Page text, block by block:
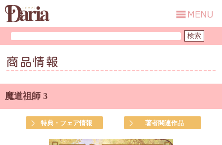
商品情報
魔道祖師 3
特典・フェア情報 著者関連作品